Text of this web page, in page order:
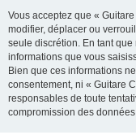
Vous acceptez que «
modifier, déplacer ou
seule discrétion. En tant
informations que vous
Bien que ces informations
consentement, ni « Guitare
responsables de toute
compromission des